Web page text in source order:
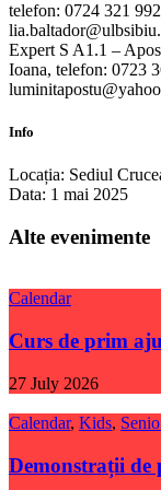
telefon: 0724 321
Expert S A1.1 –
Ioana, telefon: 0723
Info
Locația: Sediul
Data: 1 mai 2025
Alte evenimente
Calendar
Curs de prim
27 July 2026
Calendar, Kids,
Demonstrații